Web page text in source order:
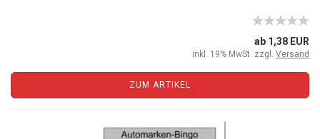
ab 1,38 EUR
inkl. 19% MwSt. zzgl. Versand
ZUM ARTIKEL